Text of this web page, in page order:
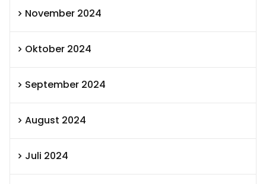
November 2024
Oktober 2024
September 2024
August 2024
Juli 2024